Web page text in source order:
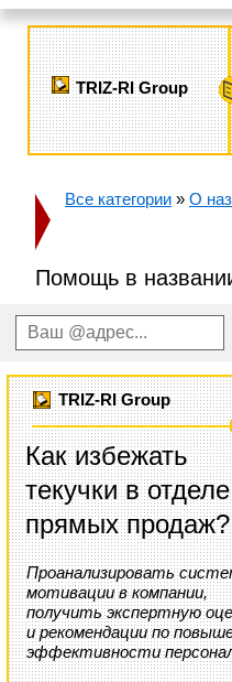
TRIZ-RI Group
Все категории » О
Помощь в
TRIZ-RI Group
Как избежать
текучки в отделе
прямых продаж?
Проанализировать
мотивации в компании,
получить экспертную
и рекомендации по
эффективности